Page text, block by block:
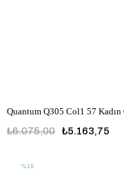
Quantum Q305 Col1 57 Kadın
₺5.163,75
₺6.075,00
%15